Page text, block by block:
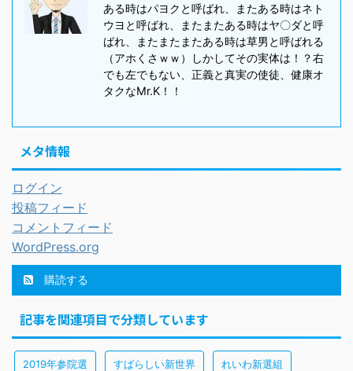
ある時はパヨクと呼ばれ、またある時はネト
ウヨと呼ばれ、またまたある時はヤ〇ダと呼
ばれ、またまたまたある時は草男と呼ばれる
（アホくさｗｗ）しかしてその実体は！？右
でも左でもない、正義と真実の使徒、健康オ
タクなMr.K！！
メタ情報
ログイン
投稿フィード
コメントフィード
WordPress.org
購読する
記事を関連項目で分類しています
2019年参院選 すばらしい新世界 れいわ新選組